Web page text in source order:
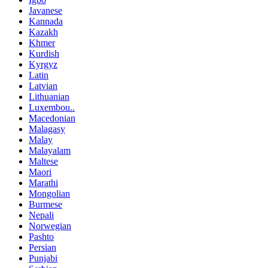
Javanese
Kannada
Kazakh
Khmer
Kurdish
Kyrgyz
Latin
Latvian
Lithuanian
Luxembou..
Macedonian
Malagasy
Malay
Malayalam
Maltese
Maori
Marathi
Mongolian
Burmese
Nepali
Norwegian
Pashto
Persian
Punjabi